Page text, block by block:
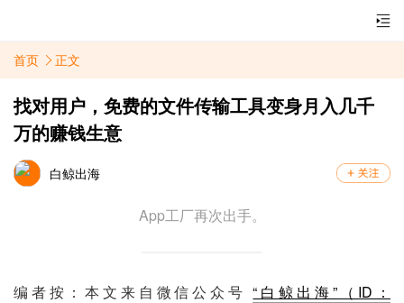
首页 正文
找对用户，免费的文件传输工具变身月入几千
万的赚钱生意
白鲸出海
App工厂再次出手。
编者按：本文来自微信公众号“白鲸出海”（ID：